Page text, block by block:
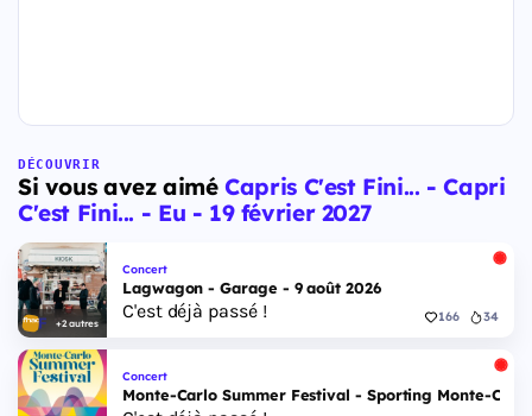
DÉCOUVRIR
Si vous avez aiméCapris C'est Fini... - Capri
C'est Fini... - Eu - 19 février 2027
+2 autres
Concert
Lagwagon - Garage - 9 août 2026
C'est déjà passé ! 166 34
Concert
Monte-Carlo Summer Festival - Sporting Monte-